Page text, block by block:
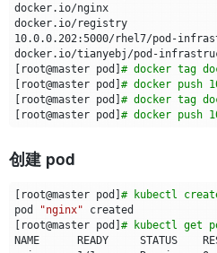
docker.io/nginx
docker.io/registry
10.0.0.202:5000/rhel7/
docker.io/tianyebj/pod-
[ root@master pod ] # docker tag
[ root@master pod ] # docker push
[ root@master pod ] # docker tag
[ root@master pod ] # docker push
创建 pod
root@master pod
# kubectl
pod
"nginx"
root@master pod
# kubectl get